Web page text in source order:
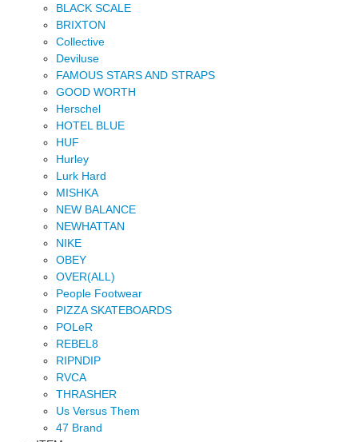
BLACK SCALE
BRIXTON
Collective
Deviluse
FAMOUS STARS AND STRAPS
GOOD WORTH
Herschel
HOTEL BLUE
HUF
Hurley
Lurk Hard
MISHKA
NEW BALANCE
NEWHATTAN
NIKE
OBEY
OVER(ALL)
People Footwear
PIZZA SKATEBOARDS
POLeR
REBEL8
RIPNDIP
RVCA
THRASHER
Us Versus Them
47 Brand